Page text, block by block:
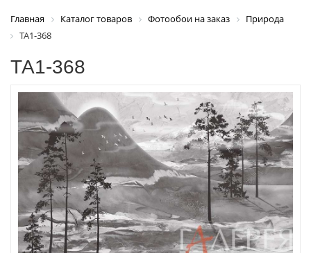
Главная Каталог товаров Фотообои на заказ
Природа
ТА1-368
ТА1-368